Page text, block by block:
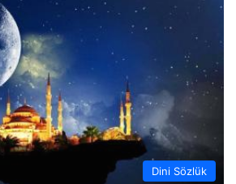
Dini Sözlük